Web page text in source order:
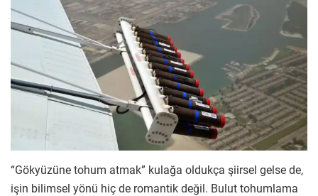
“Gökyüzüne tohum atmak” kulağa oldukça şiirsel gelse de,
işin bilimsel yönü hiç de romantik değil. Bulut tohumlama